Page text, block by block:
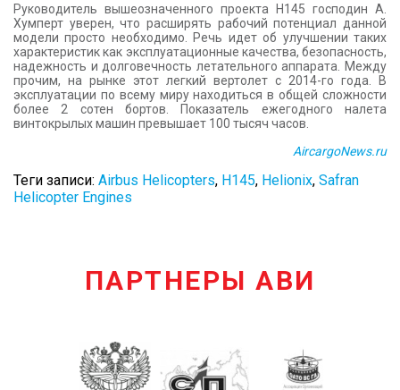
Руководитель вышеозначенного проекта H145 господин А.
Хумперт уверен, что расширять рабочий потенциал данной
модели просто необходимо. Речь идет об улучшении таких
характеристик как эксплуатационные качества, безопасность,
надежность и долговечность летательного аппарата. Между
прочим, на рынке этот легкий вертолет с 2014-го года. В
эксплуатации по всему миру находиться в общей сложности
более 2 сотен бортов. Показатель ежегодного налета
винтокрылых машин превышает 100 тысяч часов.
AircargoNews.ru
Теги записи: Airbus Helicopters, H145, Helionix, Safran
Helicopter Engines
ПАРТНЕРЫ АВИ